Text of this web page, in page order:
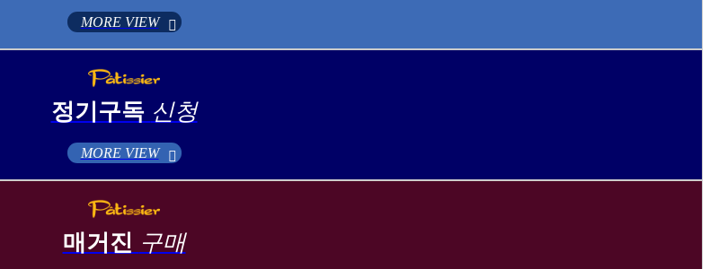
MORE VIEW
정기구독 신청
MORE VIEW
매거진 구매